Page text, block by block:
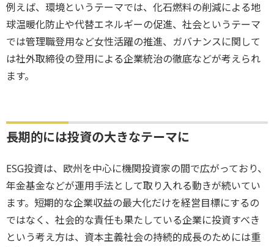
例えば、環境というテーマでは、化石燃料の削減による地
球温暖化防止や代替エネルギーの促進、社会というテーマ
では管理職登用など女性活躍の推進、ガバナンスに関して
は社外取締役の登用による企業統治の徹底などが考えられ
ます。
長期的には投資の大きなテーマに
ESG投資は、欧州を中心に機関投資家の間で広がっており、
年金基金などが運用手法として取り入れる動きが続いてい
ます。短期的な企業収益の最大化だけを経営目標にするの
ではなく、社会的な責任も果たしている企業に投資すべき
という考え方は、資本主義社会の持続的成長のためには重